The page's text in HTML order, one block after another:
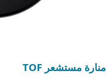
منارة مستشعر TOF